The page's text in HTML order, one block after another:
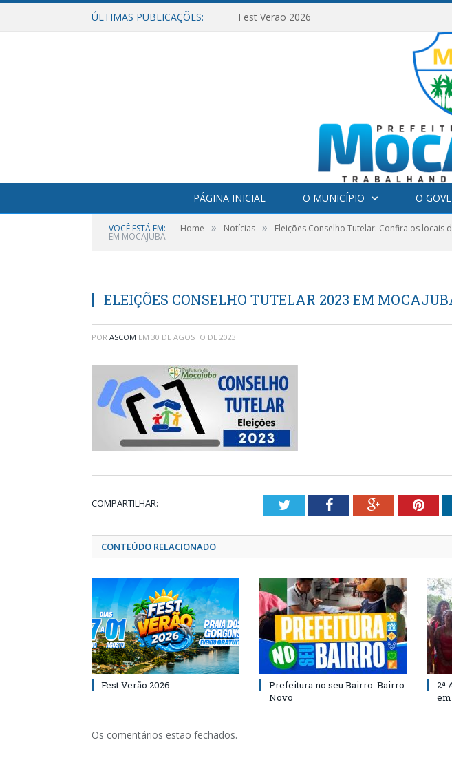
ÚLTIMAS PUBLICAÇÕES: Fest Verão 2026
PÁGINA INICIAL O MUNICÍPIO O
VOCÊ ESTÁ EM: Home » Notícias » Eleições Conselho Tutelar: Confira os
EM MOCAJUBA
ELEIÇÕES CONSELHO TUTELAR 2023 EM
POR ASCOM EM 30 DE AGOSTO DE 2023
COMPARTILHAR: TwitterFacebookGoogle+
CONTEÚDO RELACIONADO
Fest Verão 2026
Prefeitura no seu Bairro: Bairro
Novo
2ª
Os comentários estão fechados.